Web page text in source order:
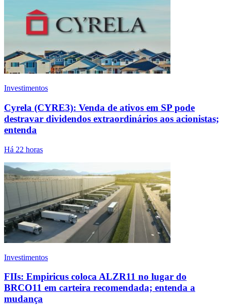
Investimentos
Cyrela (CYRE3): Venda de ativos em SP pode
destravar dividendos extraordinários aos acionistas;
entenda
Há 22 horas
Investimentos
FIIs: Empiricus coloca ALZR11 no lugar do
BRCO11 em carteira recomendada; entenda a
mudança